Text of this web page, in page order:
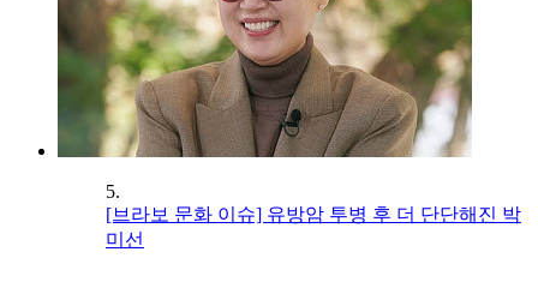
5.
[브라보 문화 이슈] 유방암 투병 후 더 단단해진 박
미선